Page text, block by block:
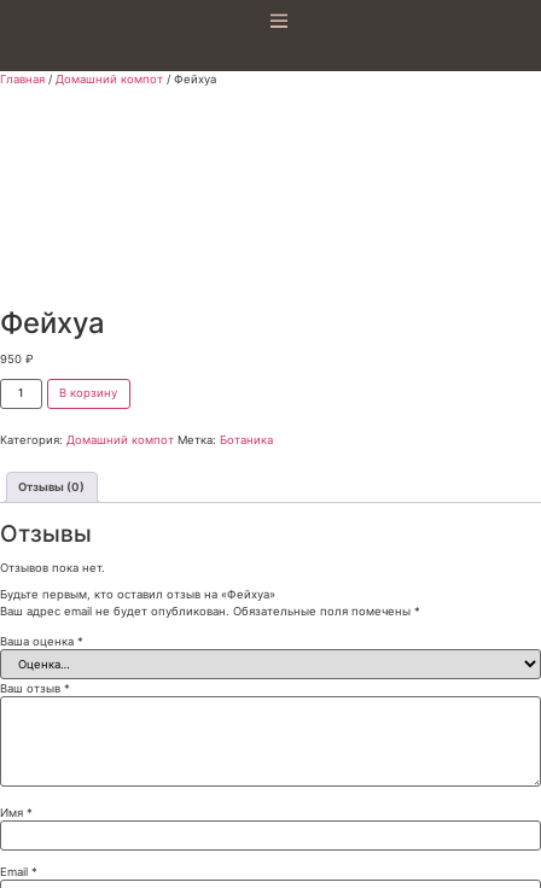
Главная / Домашний компот / Фейхуа
Фейхуа
950 ₽
В корзину
Категория: Домашний компот Метка: Ботаника
Отзывы (0)
Отзывы
Отзывов пока нет.
Будьте первым, кто оставил отзыв на «Фейхуа»
Ваш адрес email не будет опубликован. Обязательные поля помечены *
Ваша оценка *
Ваш отзыв *
Имя *
Email *